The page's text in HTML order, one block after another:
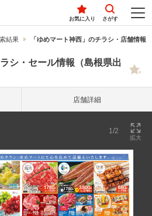
お気に入り さがす
結果 「ゆめマート神西」のチラシ・店舗情報
シ・セール情報（島根県出
店舗詳細
1/2
拡大